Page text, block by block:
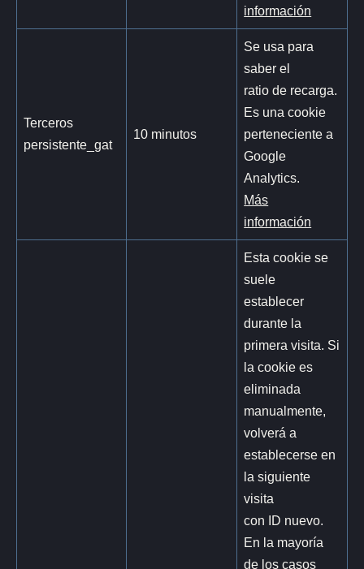
información
Terceros
persistente_gat
10 minutos
Se usa para
saber el
ratio de recarga.
Es una cookie
perteneciente a
Google
Analytics.
Más
información
Esta cookie se
suele
establecer
durante la
primera visita. Si
la cookie es
eliminada
manualmente,
volverá a
establecerse en
la siguiente
visita
con ID nuevo.
En la mayoría
de los casos